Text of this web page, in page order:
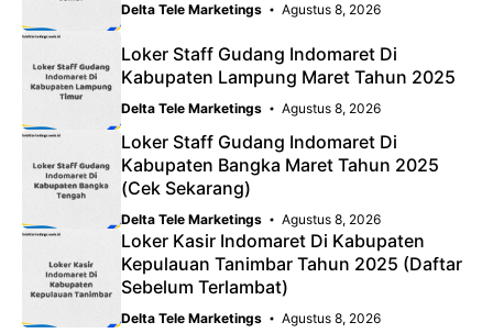
Delta Tele Marketings Agustus 8, 2026
Loker Staff Gudang Indomaret Di
Kabupaten Lampung Maret Tahun 2025
Delta Tele Marketings Agustus 8, 2026
Loker Staff Gudang Indomaret Di
Kabupaten Bangka Maret Tahun 2025
(Cek Sekarang)
Delta Tele Marketings Agustus 8, 2026
Loker Kasir Indomaret Di Kabupaten
Kepulauan Tanimbar Tahun 2025 (Daftar
Sebelum Terlambat)
Delta Tele Marketings Agustus 8, 2026